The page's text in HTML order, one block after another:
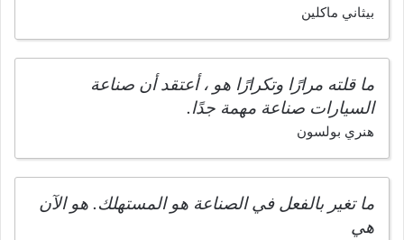
بيثاني ماكلين
ما قلته مرارًا وتكرارًا هو ، أعتقد أن صناعة
السيارات صناعة مهمة جدًا.
هنري بولسون
ما تغير بالفعل في الصناعة هو المستهلك. هو الآن
هي